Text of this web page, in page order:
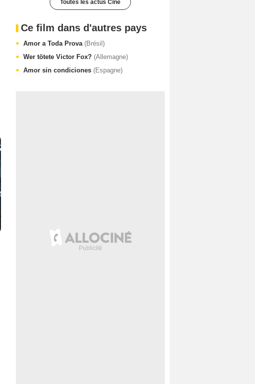
Toutes les actus Ciné
Ce film dans d'autres pays
Amor a Toda Prova (Brésil)
Wer tötete Victor Fox? (Allemagne)
Amor sin condiciones (Espagne)